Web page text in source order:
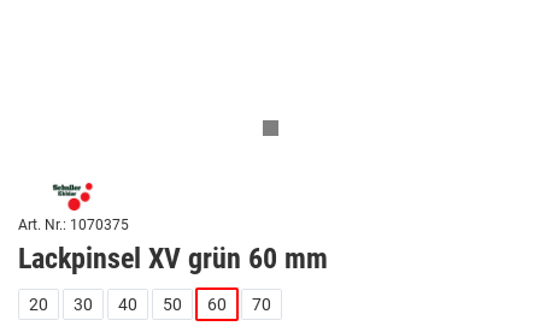
Art. Nr.: 1070375
Lackpinsel XV grün 60 mm
20 30 40 50 60 70